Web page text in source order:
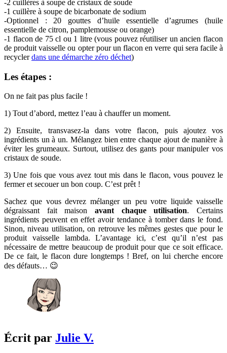
-2 cuillères à soupe de cristaux de soude
-1 cuillère à soupe de bicarbonate de sodium
-Optionnel : 20 gouttes d’huile essentielle d’agrumes (huile
essentielle de citron, pamplemousse ou orange)
-1 flacon de 75 cl ou 1 litre (vous pouvez réutiliser un ancien flacon
de produit vaisselle ou opter pour un flacon en verre qui sera facile à
recyclerdans une démarche zéro déchet)
Les étapes :
On ne fait pas plus facile !
1) Tout d’abord, mettez l’eau à chauffer un moment.
2) Ensuite, transvasez-la dans votre flacon, puis ajoutez vos
ingrédients un à un. Mélangez bien entre chaque ajout de manière à
éviter les grumeaux. Surtout, utilisez des gants pour manipuler vos
cristaux de soude.
3) Une fois que vous avez tout mis dans le flacon, vous pouvez le
fermer et secouer un bon coup. C’est prêt !
Sachez que vous devrez mélanger un peu votre liquide vaisselle
dégraissant fait maison avant chaque utilisation. Certains
ingrédients peuvent en effet avoir tendance à tomber dans le fond.
Sinon, niveau utilisation, on retrouve les mêmes gestes que pour le
produit vaisselle lambda. L’avantage ici, c’est qu’il n’est pas
nécessaire de mettre beaucoup de produit pour que ce soit efficace.
De ce fait, le flacon dure longtemps ! Bref, on lui cherche encore
des défauts… 😉
Écrit par Julie V.